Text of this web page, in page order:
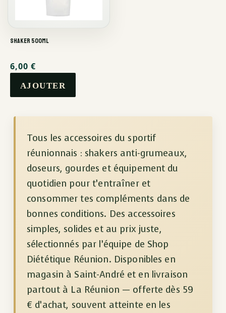
Shaker 500ml
6,00 €
Tous les accessoires du sportif
réunionnais : shakers anti-grumeaux,
doseurs, gourdes et équipement du
quotidien pour t’entraîner et
consommer tes compléments dans de
bonnes conditions. Des accessoires
simples, solides et au prix juste,
sélectionnés par l’équipe de Shop
Diététique Réunion. Disponibles en
magasin à Saint-André et en livraison
partout à La Réunion — offerte dès 59
€ d’achat, souvent atteinte en les